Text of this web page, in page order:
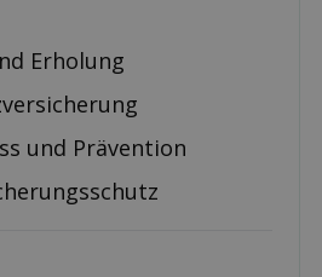
Erholung
und Prävention